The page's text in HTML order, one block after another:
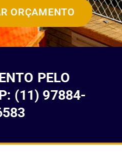
ORÇAMENTO
PELO
(11) 97884-